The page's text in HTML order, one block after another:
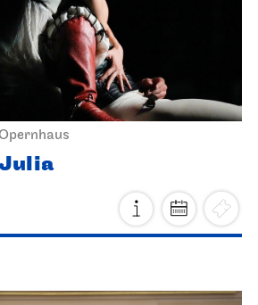
Liederhalle, Beethovensaal